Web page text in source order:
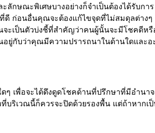
กษณะพิเศษบางอย่างก็จำเป็นต้องได้รับการ
ดี ก่อนอื่นคุณจะต้องแก้ไขจุดที่ไม่สมดุลต่างๆ
จะเป็นตัวบ่งชี้ที่สำคัญว่าคนผู้นั้นจะมีโชคดีหรื
ยู่กับว่าคุณมีความปรารถนาในด้านใดและอ
ๆ เพื่อจะได้ดึงดูดโชคด้านที่ปรึกษาที่มีอำนาจ
ริเวณนี้ก็ควรจะปิดด้วยรองพื้น แต่ถ้าหากเ